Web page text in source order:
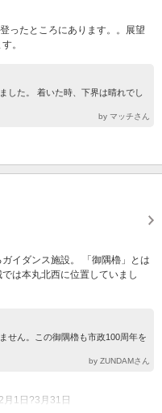
ったところにあります。。展望
。
した。 着いた時、下界は晴れでし
by マッチさん
イダンス施設。 「御隅櫓」とは
は本丸北西に位置していまし
せん。この御隅櫓も市政100周年を
by ZUNDAMさん
月1日?3月31日